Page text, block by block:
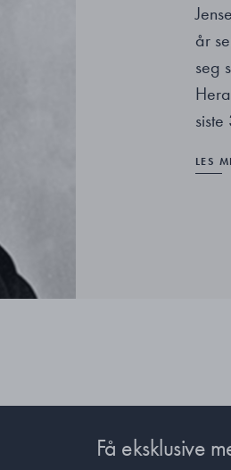
år
seg
LES
Få eksklusive